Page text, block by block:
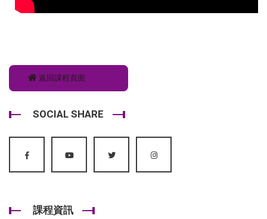
返回課程頁面
SOCIAL SHARE
課程資訊